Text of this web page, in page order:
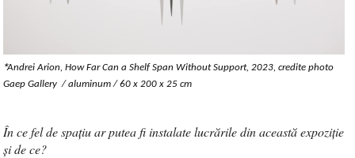
*Andrei Arion, How Far Can a Shelf Span Without Support, 2023, credite photo
Gaep Gallery /aluminum /60 x 200 x 25 cm
În ce fel de spațiu ar putea fi instalate lucrările din această expoziție
și de ce?